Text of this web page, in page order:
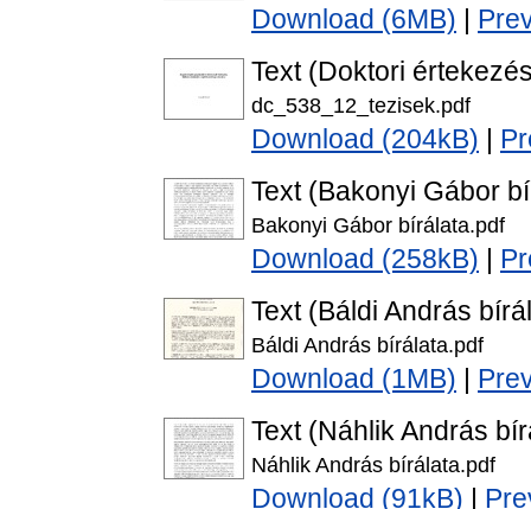
Download (6MB)
Text (Doktori
dc_538_12_tezisek.pdf
Download (204kB)
Text (Bakonyi Gábor
Bakonyi Gábor bírálata.pdf
Download (258kB)
Text (Báldi András
Báldi András bírálata.pdf
Download (1MB)
Text (Náhlik András
Náhlik András bírálata.pdf
Download (91kB)